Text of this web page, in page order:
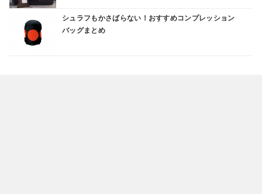
シュラフもかさばらない！おすすめコンプレッション
バッグまとめ